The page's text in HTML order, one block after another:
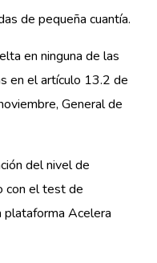
de pequeña cuantía.
en ninguna de las
en el artículo 13.2 de
General de
del nivel de
con el test de
plataforma Acelera